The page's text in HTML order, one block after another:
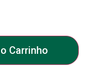
Carrinho